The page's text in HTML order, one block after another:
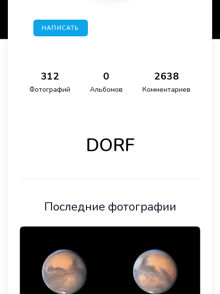
НАПИСАТЬ
312
Фотографий
0
Альбомов
2638
Комментариев
DORF
Последние фотографии